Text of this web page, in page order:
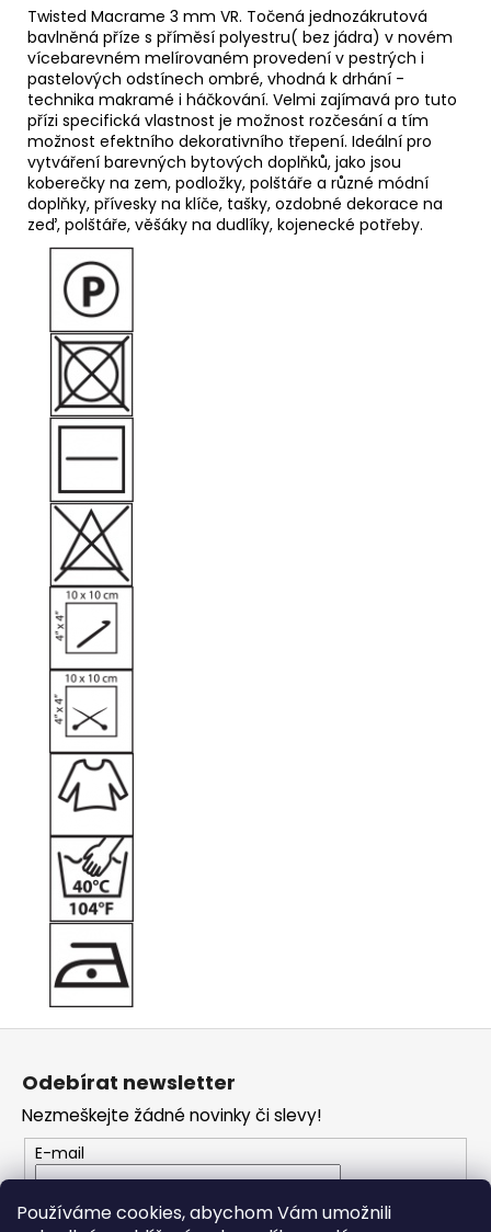
Používáme cookies, abychom Vám umožnili
Twisted Macrame 3 mm VR. Točená jednozákrutová
bavlněná příze s příměsí polyestru( bez jádra) v novém
vícebarevném melírovaném provedení v pestrých i
pastelových odstínech ombré, vhodná k drhání -
technika makramé i háčkování. Velmi zajímavá pro tuto
přízi specifická vlastnost je možnost rozčesání a tím
možnost efektního dekorativního třepení. Ideální pro
vytváření barevných bytových doplňků, jako jsou
koberečky na zem, podložky, polštáře a různé módní
doplňky, přívesky na klíče, tašky, ozdobné dekorace na
zeď, polštáře, věšáky na dudlíky, kojenecké potřeby.
110
Kč
Z
í
Odebírat newsletter
Nezmeškejte žádné novinky či slevy!
E-mail
Vložením e-mailu souhlasíte s podmínkami
ochrany osobních údajů